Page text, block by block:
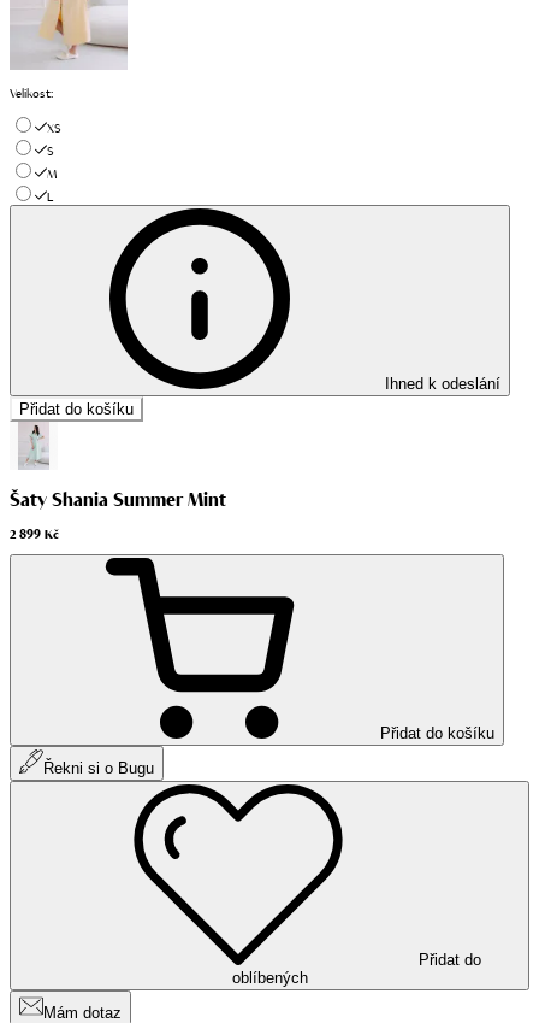
Velikost:
XS
S
M
L
Ihned k odeslání
Přidat do košíku
Šaty Shania Summer Mint
2 899 Kč
Přidat do košíku
Řekni si o Bugu
Přidat do
oblíbených
Mám dotaz